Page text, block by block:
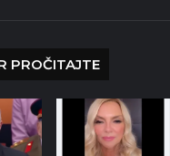
PROČITAJTE